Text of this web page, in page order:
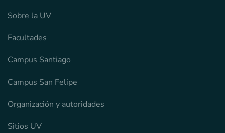
Sobre la UV
Facultades
Campus Santiago
Campus San Felipe
Organización y autoridades
Sitios UV